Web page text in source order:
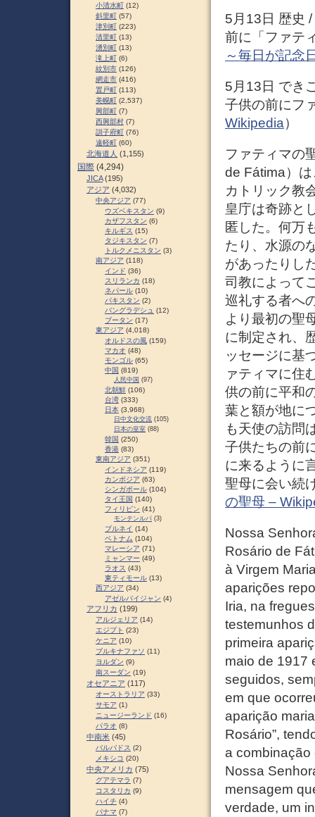
5月13日 歴史
前に「ファテ
～毎日が記念
5月13日 でき
子供の前にフ
Wikipedia）
ファティマの
de Fátima）
カトリック教
皇庁は奇跡と
匿した。何万
たり、水源の
があったりし
司教によって
巡礼する者へ
より最初の聖
に制定され、
ッセージに基
ァティマに住
供の前に平和
葉と額が地に
も天使の訪問
子供たちの前
に来るように
聖母に会い続
の聖母 –
Nossa
Rosário de
à Virgem
aparições
Iria, na
testemunhos
primeira
maio de 1917
seguidos,
em que
aparição
Rosário”,
a combinação
Nossa
mensagem
verdade, um
小清水町 (12)
斜里町 (57)
津別町 (223)
清里町 (13)
湧別町 (13)
滝上町 (6)
紋別市 (126)
網走市 (416)
置戸町 (113)
美幌町 (2,537)
興部町 (7)
西興部村 (7)
訓子府町 (76)
遠軽町 (60)
北海道人 (1,155)
国際 (4,294)
JICA(195)
アジア (4,032)
中央アジア (77)
ウズベキスタン (9)
カザフスタン (6)
キルギス (15)
タジキスタン (7)
トルクメニスタン (3)
南アジア (118)
インド (36)
スリランカ (18)
ネパール (10)
パキスタン (2)
バングラデシュ (12)
ブータン (17)
東アジア (4,018)
オルドスの風 (159)
マカオ (48)
モンゴル (65)
中国 (819)
人民中国 (97)
北朝鮮 (106)
台湾 (333)
日本 (3,968)
日中文化交流 (105)
日本の皇室 (88)
韓国 (250)
香港 (83)
東南アジア (351)
インドネシア (119)
カンボジア (63)
シンガポール (104)
タイ王国 (140)
フィリピン (41)
モンテンルパ (3)
ブルネイ (14)
ベトナム (104)
マレーシア (71)
ミャンマー (49)
ラオス (43)
東ティモール (13)
西アジア (34)
アゼルバイジャン (4)
アフリカ (199)
アルジェリア (14)
エジプト (23)
ケニア (10)
ブルキナファソ (11)
ヨルダン (9)
南スーダン (19)
オセアニア (117)
オーストラリア (33)
サモア (1)
ニュージーランド (16)
パラオ (8)
中南米 (45)
バルバドス (2)
メキシコ (20)
中央アメリカ (75)
グアテマラ (7)
コスタリカ (9)
ハイチ (4)
パナマ (7)